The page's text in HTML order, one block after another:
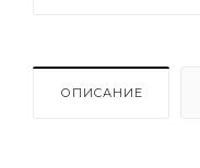
ОПИСАНИЕ